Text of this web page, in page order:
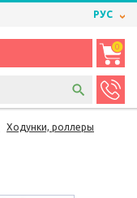
РУС
0
Ходунки, роллеры